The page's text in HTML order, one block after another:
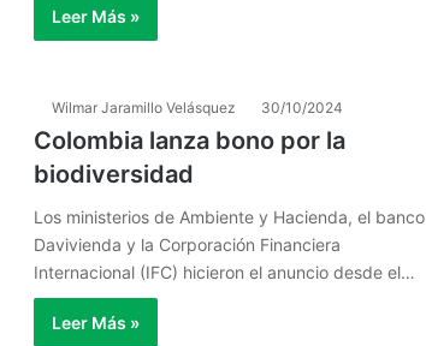
Leer Más »
Wilmar Jaramillo Velásquez 30/10/2024
Colombia lanza bono por la
biodiversidad
Los ministerios de Ambiente y Hacienda, el banco
Davivienda y la Corporación Financiera
Internacional (IFC) hicieron el anuncio desde el…
Leer Más »